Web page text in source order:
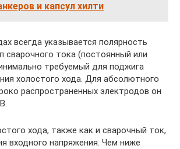
и капсул хилти
всегда указывается полярность
сварочного тока (постоянный или
требуемый для поджига
холостого хода. Для абсолютного
распространенных электродов он
хода, также как и сварочный ток,
входного напряжения. Чем ниже